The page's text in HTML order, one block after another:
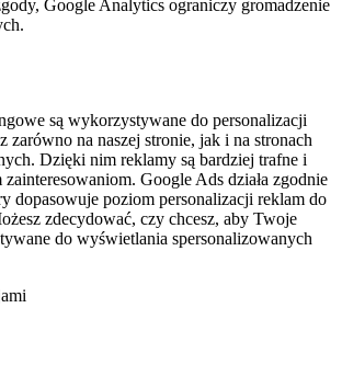
Google Analytics ograniczy gromadzenie
są wykorzystywane do personalizacji
zarówno na naszej stronie, jak i na stronach
Dzięki nim reklamy są bardziej trafne i
Google Ads działa zgodnie
dopasowuje poziom personalizacji reklam do
zdecydować, czy chcesz, aby Twoje
do wyświetlania spersonalizowanych